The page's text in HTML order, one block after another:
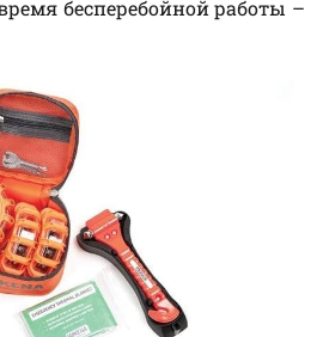
бесперебойной работы –